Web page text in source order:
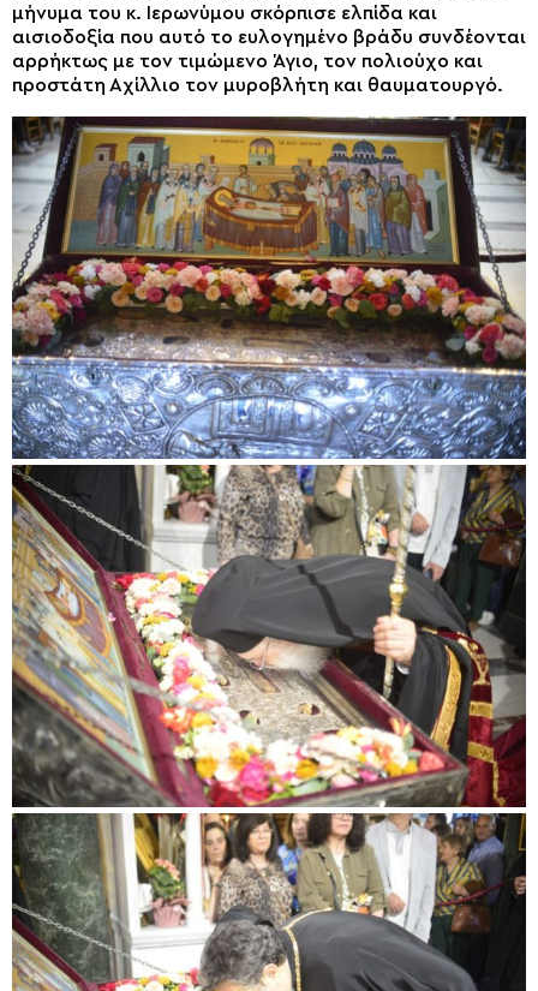
μήνυμα του κ. Ιερωνύμου σκόρπισε ελπίδα και
αισιοδοξία που αυτό το ευλογημένο βράδυ συνδέονται
αρρήκτως με τον τιμώμενο Άγιο, τον πολιούχο και
προστάτη Αχίλλιο τον μυροβλήτη και θαυματουργό.